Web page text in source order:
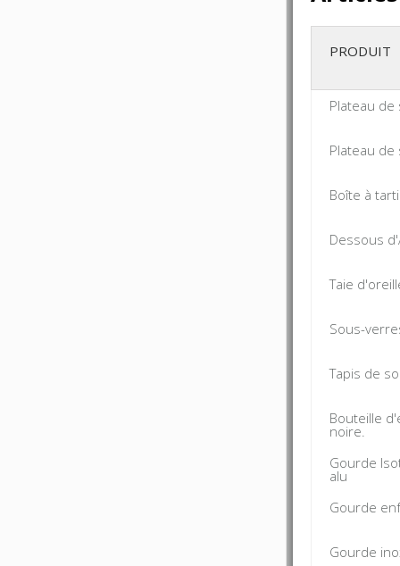
PRODUIT
Plateau de
Plateau de
Boîte à
Dessous
Taie
Sous-
Tapis de
Bouteille
noire.
Gourde
alu
Gourde
Gourde